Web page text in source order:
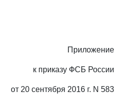
Приложение
к приказу ФСБ России
от 20 сентября 2016 г. N 583